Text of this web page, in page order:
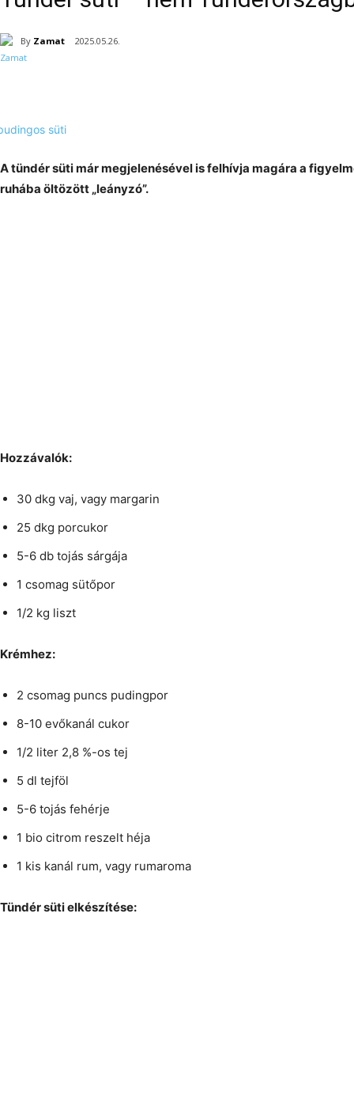
By Zamat 2025.05.26.
A tündér süti már megjelenésével is felhívja magára a
ruhába öltözött „leányzó”.
Hozzávalók:
30 dkg vaj, vagy margarin
25 dkg porcukor
5-6 db tojás sárgája
1 csomag sütőpor
1/2 kg liszt
Krémhez:
2 csomag puncs pudingpor
8-10 evőkanál cukor
1/2 liter 2,8 %-os tej
5 dl tejföl
5-6 tojás fehérje
1 bio citrom reszelt héja
1 kis kanál rum, vagy rumaroma
Tündér süti elkészítése: